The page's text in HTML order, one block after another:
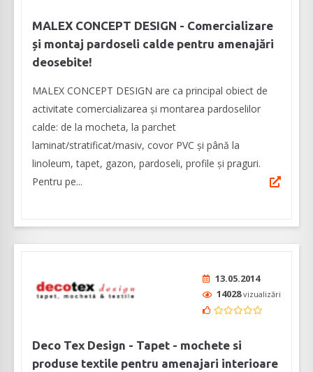
MALEX CONCEPT DESIGN - Comercializare
și montaj pardoseli calde pentru amenajări
deosebite!
MALEX CONCEPT DESIGN are ca principal obiect de
activitate comercializarea și montarea pardoselilor
calde: de la mocheta, la parchet
laminat/stratificat/masiv, covor PVC și până la
linoleum, tapet, gazon, pardoseli, profile și praguri.
Pentru pe...
13.05.2014
14028vizualizări
Deco Tex Design - Tapet - mochete si
produse textile pentru amenajari interioare